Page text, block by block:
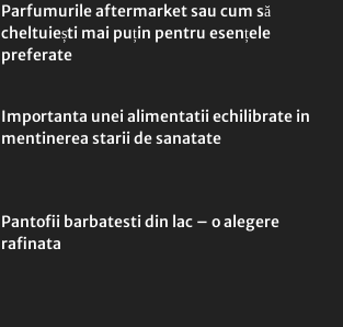
Parfumurile aftermarket sau cum să
cheltuiești mai puțin pentru esențele
preferate
Importanta unei alimentatii echilibrate in
mentinerea starii de sanatate
Pantofii barbatesti din lac – o alegere
rafinata